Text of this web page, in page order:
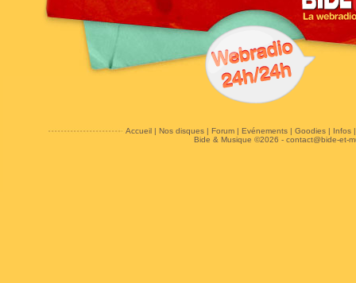
Accueil| Nos disques| Forum| Evénements| Goodies| Infos
Bide & Musique ©2026 - contact@bide-et-